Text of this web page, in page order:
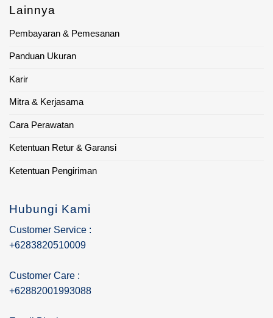
Lainnya
Pembayaran & Pemesanan
Panduan Ukuran
Karir
Mitra & Kerjasama
Cara Perawatan
Ketentuan Retur & Garansi
Ketentuan Pengiriman
Hubungi Kami
Customer Service :
+6283820510009
Customer Care :
+62882001993088